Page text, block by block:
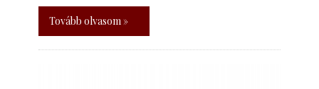
Tovább olvasom »